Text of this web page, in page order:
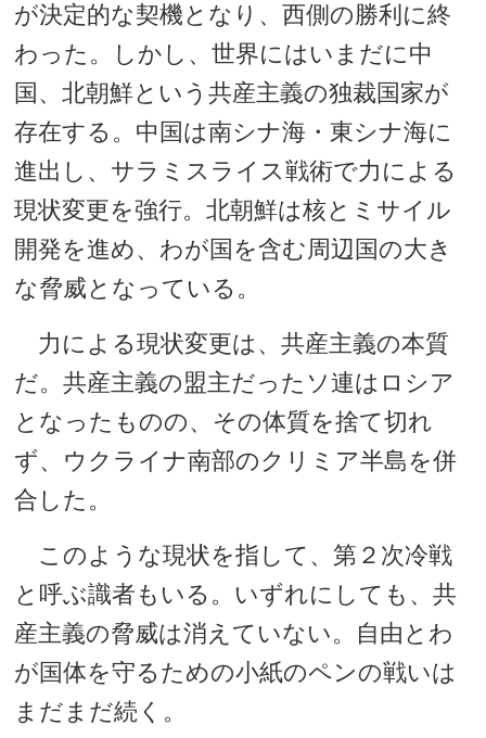
が決定的な契機となり、西側の勝利に終
わった。しかし、世界にはいまだに中
国、北朝鮮という共産主義の独裁国家が
存在する。中国は南シナ海・東シナ海に
進出し、サラミスライス戦術で力による
現状変更を強行。北朝鮮は核とミサイル
開発を進め、わが国を含む周辺国の大き
な脅威となっている。
力による現状変更は、共産主義の本質
だ。共産主義の盟主だったソ連はロシア
となったものの、その体質を捨て切れ
ず、ウクライナ南部のクリミア半島を併
合した。
このような現状を指して、第２次冷戦
と呼ぶ識者もいる。いずれにしても、共
産主義の脅威は消えていない。自由とわ
が国体を守るための小紙のペンの戦いは
まだまだ続く。